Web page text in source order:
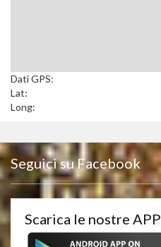
Dati GPS:
Lat:
Long:
Seguici su Facebook
Scarica le nostre APP